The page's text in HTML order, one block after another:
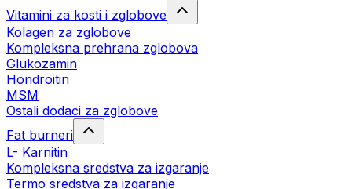
Vitamini za kosti i zglobove
Kolagen za zglobove
Kompleksna prehrana zglobova
Glukozamin
Hondroitin
MSM
Ostali dodaci za zglobove
Fat burneri
L- Karnitin
Kompleksna sredstva za izgaranje
Termo sredstva za izgaranje